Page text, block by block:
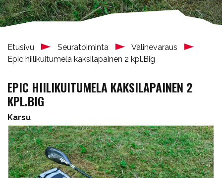
Etusivu Seuratoiminta
Välinevaraus
Epic hiilikuitumela kaksilapainen 2 kpl.Big
EPIC HIILIKUITUMELA KAKSILAPAINEN 2
KPL.BIG
Karsu